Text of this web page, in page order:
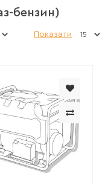
бензин)
Показати